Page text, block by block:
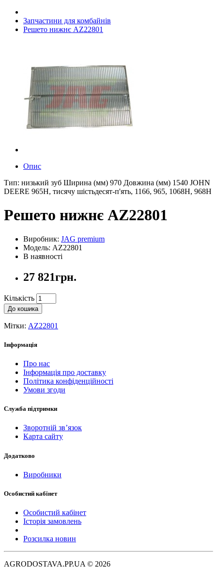
Запчастини для комбайнів
Решето нижнє AZ22801
Опис
Тип: низький зуб Ширина (мм) 970 Довжина (мм) 1540 JOHN
DEERE 965H, тисячу шістьдесят-п'ять, 1166, 965, 1068H, 968H
Решето нижнє AZ22801
Виробник: JAG premium
Модель: AZ22801
В наявності
27 821грн.
Кількість
До кошика
Мітки: AZ22801
Інформація
Про нас
Інформація про доставку
Політика конфіденційності
Умови згоди
Служба підтримки
Зворотній зв’язок
Карта сайту
Додатково
Виробники
Особистий кабінет
Особистий кабінет
Історія замовлень
Розсилка новин
AGRODOSTAVA.PP.UA © 2026